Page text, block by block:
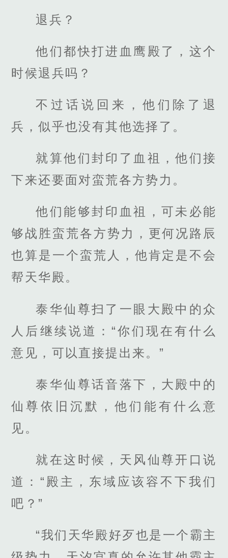
退兵？
他们都快打进血鹰殿了，这个
时候退兵吗？
不过话说回来，他们除了退
兵，似乎也没有其他选择了。
就算他们封印了血祖，他们接
下来还要面对蛮荒各方势力。
他们能够封印血祖，可未必能
够战胜蛮荒各方势力，更何况路辰
也算是一个蛮荒人，他肯定是不会
帮天华殿。
泰华仙尊扫了一眼大殿中的众
人后继续说道：“你们现在有什么
意见，可以直接提出来。”
泰华仙尊话音落下，大殿中的
仙尊依旧沉默，他们能有什么意
见。
就在这时候，天风仙尊开口说
道：“殿主，东域应该容不下我们
吧？”
“我们天华殿好歹也是一个霸主